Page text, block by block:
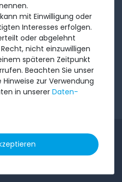
und Informationen, die Sie
Probieren Sie's!
Abonnieren
erhalten und akzeptiere
.
mit Einwilligung oder
Interesses erfolgen.
oder abgelehnt
nicht einzuwilligen
späteren Zeitpunkt
Beachten Sie unser
zur Verwendung
in unserer Daten­